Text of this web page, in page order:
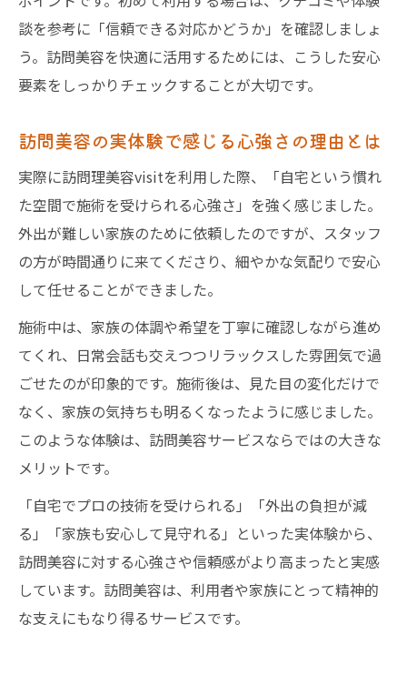
談を参考に「信頼できる対応かどうか」を確認しましょ
う。訪問美容を快適に活用するためには、こうした安心
要素をしっかりチェックすることが大切です。
訪問美容の実体験で感じる心強さの理由とは
実際に訪問理美容visitを利用した際、「自宅という慣れ
た空間で施術を受けられる心強さ」を強く感じました。
外出が難しい家族のために依頼したのですが、スタッフ
の方が時間通りに来てくださり、細やかな気配りで安心
して任せることができました。
施術中は、家族の体調や希望を丁寧に確認しながら進め
てくれ、日常会話も交えつつリラックスした雰囲気で過
ごせたのが印象的です。施術後は、見た目の変化だけで
なく、家族の気持ちも明るくなったように感じました。
このような体験は、訪問美容サービスならではの大きな
メリットです。
「自宅でプロの技術を受けられる」「外出の負担が減
る」「家族も安心して見守れる」といった実体験から、
訪問美容に対する心強さや信頼感がより高まったと実感
しています。訪問美容は、利用者や家族にとって精神的
な支えにもなり得るサービスです。